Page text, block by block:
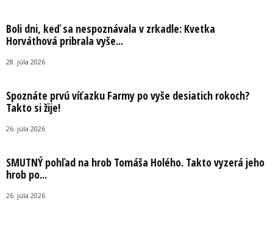
Boli dni, keď sa nespoznávala v zrkadle: Kvetka
Horváthová pribrala vyše...
28. júla 2026
Spoznáte prvú víťazku Farmy po vyše desiatich rokoch?
Takto si žije!
26. júla 2026
SMUTNÝ pohľad na hrob Tomáša Holého. Takto vyzerá jeho
hrob po...
26. júla 2026